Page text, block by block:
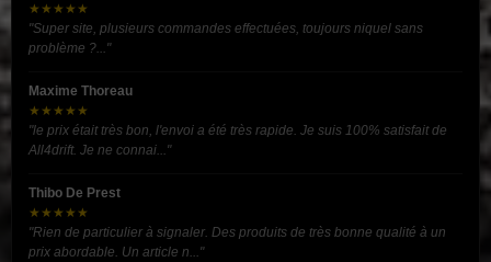
★★★★★
"Super site, plusieurs commandes effectuées, toujours niquel sans
problème ?..."
Maxime Thoreau
★★★★★
"le prix était très bon, l'envoi a été très rapide. Je suis 100% satisfait de
All4drift. Je ne connai..."
Thibo De Prest
★★★★★
"Rien de particulier à signaler. Des produits de très bonne qualité à un
prix abordable. Un article n..."